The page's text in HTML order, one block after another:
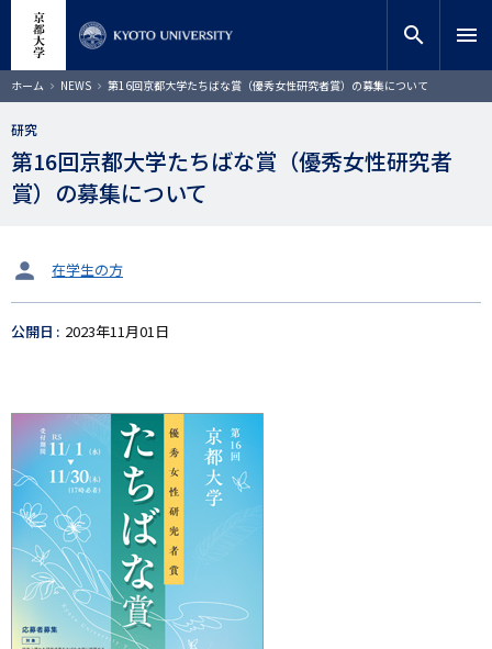
コ
ン
テ
ン
ツ
に
移
サイト内検索 search menu
ホーム NEWS 第16回京都大学たちばな賞（優秀女性研究者賞）の募集について
研究
第16回京都大学たちばな賞（優秀女性研究者
賞）の募集について
タ
ッ
在学生の方
公開日 2023年11月01日